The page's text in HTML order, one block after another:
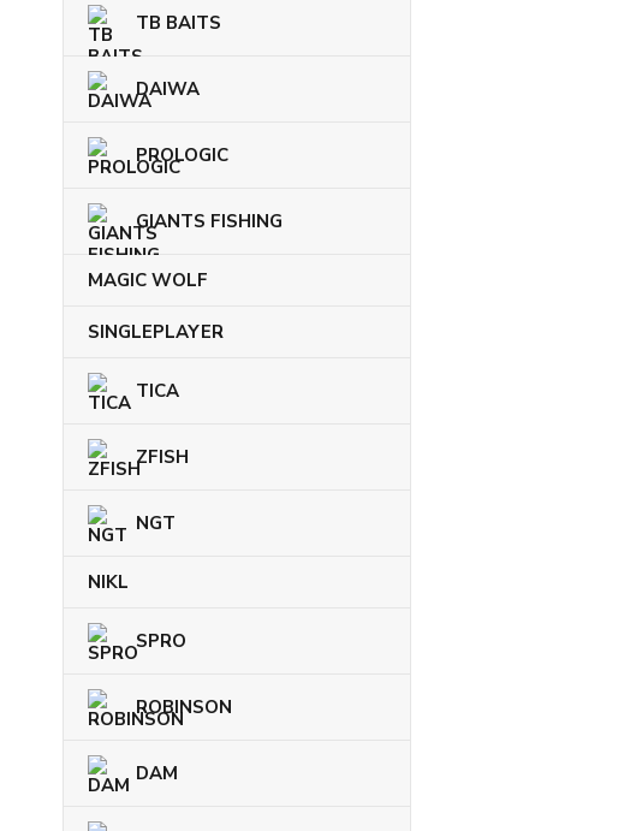
TB BAITS
DAIWA
PROLOGIC
GIANTS FISHING
MAGIC WOLF
SINGLEPLAYER
TICA
ZFISH
NGT
NIKL
SPRO
ROBINSON
DAM